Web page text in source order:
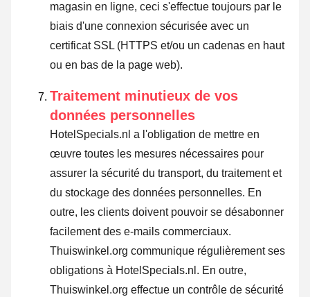
magasin en ligne, ceci s'effectue toujours par le
biais d'une connexion sécurisée avec un
certificat SSL (HTTPS et/ou un cadenas en haut
ou en bas de la page web).
Traitement minutieux de vos
données personnelles
HotelSpecials.nl a l'obligation de mettre en
œuvre toutes les mesures nécessaires pour
assurer la sécurité du transport, du traitement et
du stockage des données personnelles. En
outre, les clients doivent pouvoir se désabonner
facilement des e-mails commerciaux.
Thuiswinkel.org communique régulièrement ses
obligations à HotelSpecials.nl. En outre,
Thuiswinkel.org effectue un contrôle de sécurité